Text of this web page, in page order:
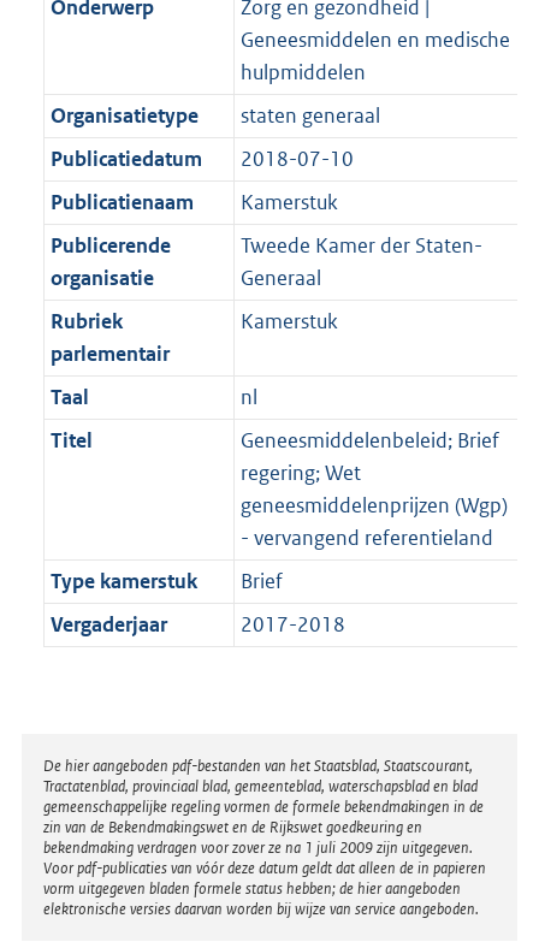
Onderwerp
Zorg en gezondheid |
Geneesmiddelen en medische
hulpmiddelen
Organisatietype
staten generaal
Publicatiedatum
2018-07-10
Publicatienaam
Kamerstuk
Publicerende
organisatie
Tweede Kamer der Staten-
Generaal
Rubriek
parlementair
Kamerstuk
Taal
nl
Titel
Geneesmiddelenbeleid; Brief
regering; Wet
geneesmiddelenprijzen (Wgp)
- vervangend referentieland
Type kamerstuk
Brief
Vergaderjaar
2017-2018
Disclaimer
De hier aangeboden pdf-bestanden van het Staatsblad, Staatscourant,
Tractatenblad, provinciaal blad, gemeenteblad, waterschapsblad en blad
gemeenschappelijke regeling vormen de formele bekendmakingen in de
zin van de Bekendmakingswet en de Rijkswet goedkeuring en
bekendmaking verdragen voor zover ze na 1 juli 2009 zijn uitgegeven.
Voor pdf-publicaties van vóór deze datum geldt dat alleen de in papieren
vorm uitgegeven bladen formele status hebben; de hier aangeboden
elektronische versies daarvan worden bij wijze van service aangeboden.